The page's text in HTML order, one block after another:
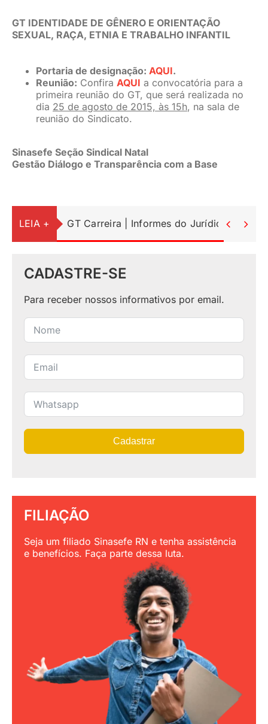
GT IDENTIDADE DE GÊNERO E ORIENTAÇÃO
SEXUAL, RAÇA, ETNIA E TRABALHO INFANTIL
Portaria de designação: AQUI.
Reunião: Confira AQUI a convocatória para a
primeira reunião do GT, que será realizada no
dia 25 de agosto de 2015, às 15h, na sala de
reunião do Sindicato.
Sinasefe Seção Sindical Natal
Gestão Diálogo e Transparência com a Base
LEIA + GT Carreira | Informes do Jurídico 
CADASTRE-SE
Para receber nossos informativos por email.
Cadastrar
FILIAÇÃO
Seja um filiado Sinasefe RN e tenha assistência
e benefícios. Faça parte dessa luta.